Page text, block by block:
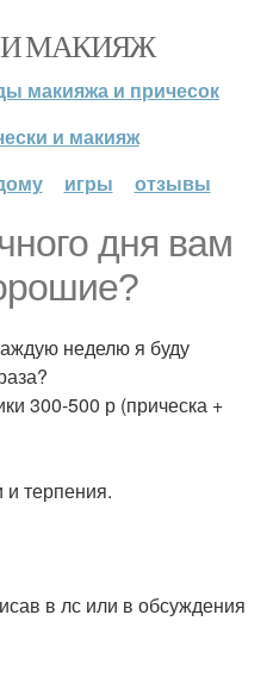
МАКИЯЖ
макияжа и причесок
и макияж
игры отзывы
дня вам
неделю я буду
300-500 р (прическа +
и терпения.
в лс или в обсуждения